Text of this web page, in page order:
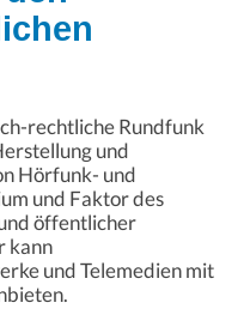
rechtliche Rundfunk
und
Hörfunk- und
und Faktor des
öffentlicher
kann
und Telemedien mit